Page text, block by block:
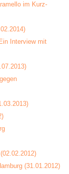
im Kurz-
Interview mit
(02.02.2012)
(31.01.2012)